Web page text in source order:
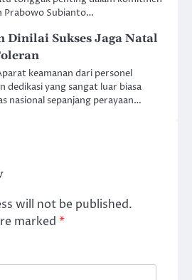
Prabowo Subianto…
Dinilai Sukses Jaga Natal
keamanan dari personel
dedikasi yang sangat luar biasa
nasional sepanjang perayaan…
will not be published.
marked *